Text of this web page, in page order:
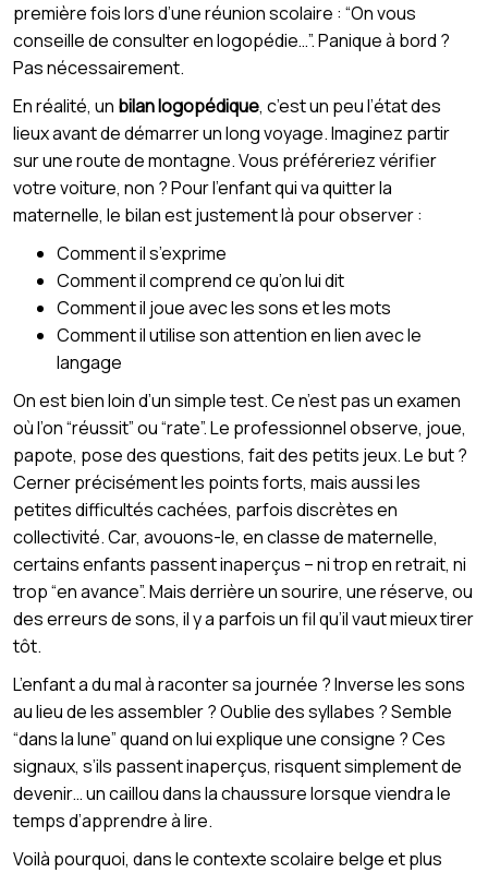
première fois lors d’une réunion scolaire : “On vous
conseille de consulter en logopédie…”. Panique à bord ?
Pas nécessairement.
En réalité, un bilan logopédique, c’est un peu l’état des
lieux avant de démarrer un long voyage. Imaginez partir
sur une route de montagne. Vous préféreriez vérifier
votre voiture, non ? Pour l’enfant qui va quitter la
maternelle, le bilan est justement là pour observer :
Comment il s’exprime
Comment il comprend ce qu’on lui dit
Comment il joue avec les sons et les mots
Comment il utilise son attention en lien avec le
langage
On est bien loin d’un simple test. Ce n’est pas un examen
où l’on “réussit” ou “rate”. Le professionnel observe, joue,
papote, pose des questions, fait des petits jeux. Le but ?
Cerner précisément les points forts, mais aussi les
petites difficultés cachées, parfois discrètes en
collectivité. Car, avouons-le, en classe de maternelle,
certains enfants passent inaperçus – ni trop en retrait, ni
trop “en avance”. Mais derrière un sourire, une réserve, ou
des erreurs de sons, il y a parfois un fil qu’il vaut mieux tirer
tôt.
L’enfant a du mal à raconter sa journée ? Inverse les sons
au lieu de les assembler ? Oublie des syllabes ? Semble
“dans la lune” quand on lui explique une consigne ? Ces
signaux, s’ils passent inaperçus, risquent simplement de
devenir… un caillou dans la chaussure lorsque viendra le
temps d’apprendre à lire.
Voilà pourquoi, dans le contexte scolaire belge et plus